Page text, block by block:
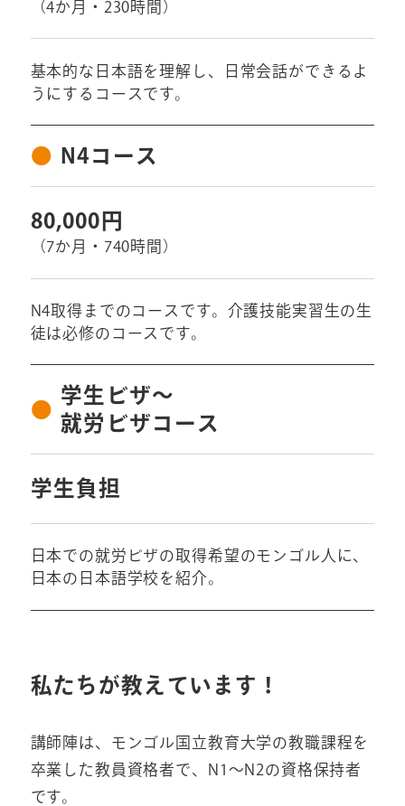
（4か月・230時間）
基本的な日本語を理解し、日常会話ができるよ
うにするコースです。
N4コース
80,000円
（7か月・740時間）
N4取得までのコースです。介護技能実習生の生
徒は必修のコースです。
学生ビザ～
就労ビザコース
学生負担
日本での就労ビザの取得希望のモンゴル人に、
日本の日本語学校を紹介。
私たちが教えています！
講師陣は、モンゴル国立教育大学の教職課程を
卒業した教員資格者で、N1～N2の資格保持者
です。